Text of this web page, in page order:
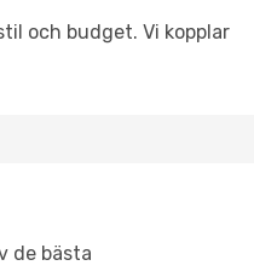
och budget. Vi kopplar
de bästa